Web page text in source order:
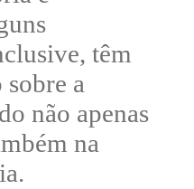
têm
a
não apenas
na